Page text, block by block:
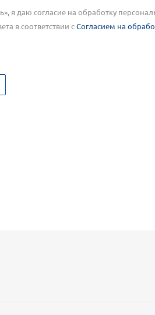
я даю согласие на обработку
в соответствии сСогласием на